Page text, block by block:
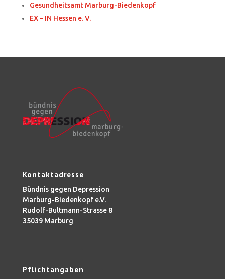
Gesundheitsamt Marburg-Biedenkopf
EX – IN Hessen e. V.
Kontaktadresse
Bündnis gegen Depression
Marburg-Biedenkopf e.V.
Rudolf-Bultmann-Strasse 8
35039 Marburg
Pflichtangaben